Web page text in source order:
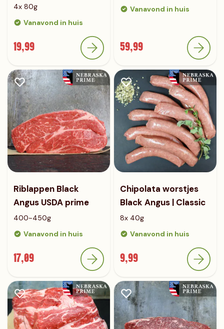
4x 80g
Vanavond in huis
19,99
Vanavond in huis
59,99
Riblappen Black
Angus USDA prime
400~450g
Vanavond in huis
17,09
Chipolata worstjes
Black Angus | Classic
8x 40g
Vanavond in huis
9,99